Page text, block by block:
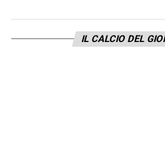
fotocopie l’una dell’altra, e
essere archiviate come
IL CALCIO DEL